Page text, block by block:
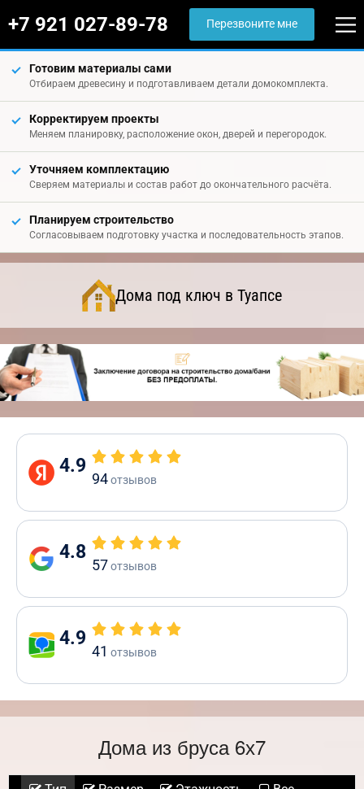
+7 921 027-89-78 Перезвоните мне
Готовим материалы сами
Отбираем древесину и подготавливаем детали домокомплекта.
Корректируем проекты
Меняем планировку, расположение окон, дверей и перегородок.
Уточняем комплектацию
Сверяем материалы и состав работ до окончательного расчёта.
Планируем строительство
Согласовываем подготовку участка и последовательность этапов.
Дома под ключ в Туапсе
4.9
94отзывов
4.8
57отзывов
4.9
41 отзывов
Дома из бруса 6х7